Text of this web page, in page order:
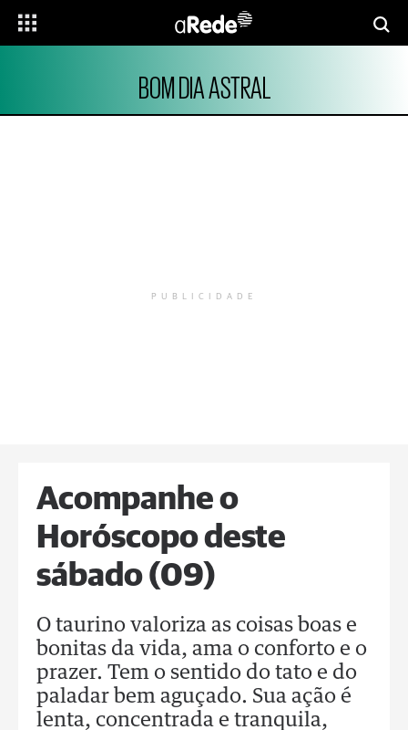
BOM DIA ASTRAL
PUBLICIDADE
Acompanhe o
Horóscopo deste
sábado (09)
O taurino valoriza as coisas boas e
bonitas da vida, ama o conforto e o
prazer. Tem o sentido do tato e do
paladar bem aguçado. Sua ação é
lenta, concentrada e tranquila,